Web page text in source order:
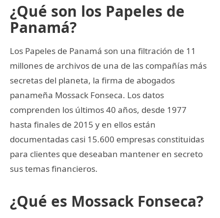
¿Qué son los Papeles de
Panamá?
Los Papeles de Panamá son una filtración de 11
millones de archivos de una de las compañías más
secretas del planeta, la firma de abogados
panameña Mossack Fonseca. Los datos
comprenden los últimos 40 años, desde 1977
hasta finales de 2015 y en ellos están
documentadas casi 15.600 empresas constituidas
para clientes que deseaban mantener en secreto
sus temas financieros.
¿Qué es Mossack Fonseca?